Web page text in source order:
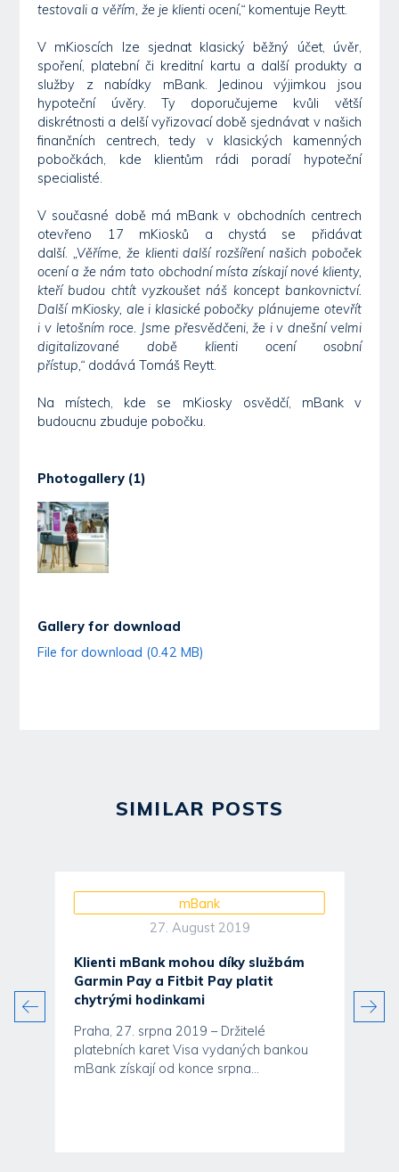
testovali a věřím, že je klienti ocení,“ komentuje Reytt.
V mKioscích lze sjednat klasický běžný účet, úvěr,
spoření, platební či kreditní kartu a další produkty a
služby z nabídky mBank. Jedinou výjimkou jsou
hypoteční úvěry. Ty doporučujeme kvůli větší
diskrétnosti a delší vyřizovací době sjednávat v našich
finančních centrech, tedy v klasických kamenných
pobočkách, kde klientům rádi poradí hypoteční
specialisté.
V současné době má mBank v obchodních centrech
otevřeno 17 mKiosků a chystá se přidávat
další. „Věříme, že klienti další rozšíření našich poboček
ocení a že nám tato obchodní místa získají nové klienty,
kteří budou chtít vyzkoušet náš koncept bankovnictví.
Další mKiosky, ale i klasické pobočky plánujeme otevřít
i v letošním roce. Jsme přesvědčeni, že i v dnešní velmi
digitalizované době klienti ocení osobní
přístup,“ dodává Tomáš Reytt.
Na místech, kde se mKiosky osvědčí, mBank v
budoucnu zbuduje pobočku.
Photogallery (1)
Gallery for download
File for download (0.42 MB)
SIMILAR POSTS
mBank
27. August 2019
Klienti mBank mohou díky službám
Garmin Pay a Fitbit Pay platit
chytrými hodinkami
Praha, 27. srpna 2019 – Držitelé
platebních karet Visa vydaných bankou
mBank získají od konce srpna...